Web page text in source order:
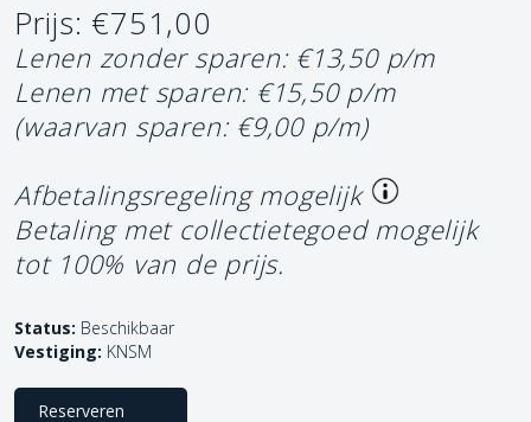
Prijs: €751,00
Lenen zonder sparen: €13,50 p/m
Lenen met sparen: €15,50 p/m
(waarvan sparen: €9,00 p/m)
Afbetalingsregeling mogelijk
Betaling met collectietegoed mogelijk
tot 100% van de prijs.
Status: Beschikbaar
Vestiging: KNSM
Reserveren